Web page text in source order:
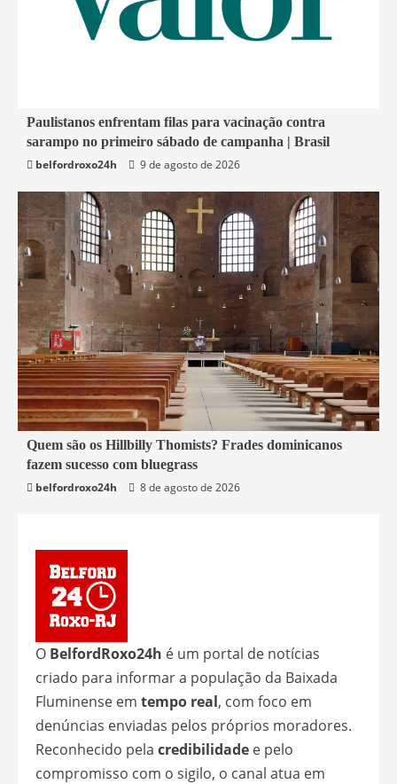
4 min read
Economia
Paulistanos enfrentam filas para vacinação contra
sarampo no primeiro sábado de campanha | Brasil
belfordroxo24h
9 de agosto de 2026
4 min read
Mundo
Quem são os Hillbilly Thomists? Frades dominicanos
fazem sucesso com bluegrass
belfordroxo24h
8 de agosto de 2026
O BelfordRoxo24h é um portal de notícias
criado para informar a população da Baixada
Fluminense em tempo real, com foco em
denúncias enviadas pelos próprios moradores.
Reconhecido pela credibilidade e pelo
compromisso com o sigilo, o canal atua em